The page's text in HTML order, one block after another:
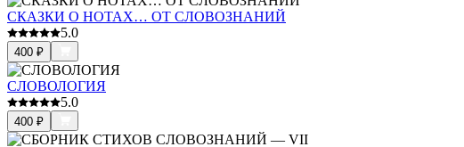
СКАЗКИ О НОТАХ… ОТ СЛОВОЗНАНИЙ
5.0
400 ₽
СЛОВОЛОГИЯ
5.0
400 ₽